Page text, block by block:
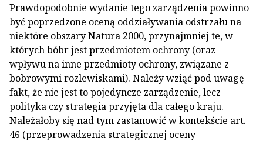
Prawdopodobnie wydanie tego zarządzenia powinno
być poprzedzone oceną oddziaływania odstrzału na
niektóre obszary Natura 2000, przynajmniej te, w
których bóbr jest przedmiotem ochrony (oraz
wpływu na inne przedmioty ochrony, związane z
bobrowymi rozlewiskami). Należy wziąć pod uwagę
fakt, że nie jest to pojedyncze zarządzenie, lecz
polityka czy strategia przyjęta dla całego kraju.
Należałoby się nad tym zastanowić w kontekście art.
46 (przeprowadzenia strategicznej oceny